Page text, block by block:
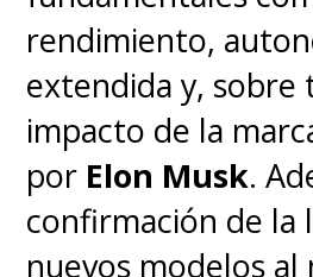
rendimiento,
extendida y, sobre
impacto de la
por Elon Musk.
confirmación de la
nuevos modelos al